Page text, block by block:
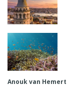
Anouk van Hemert